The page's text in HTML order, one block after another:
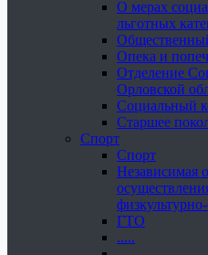
О мерах
льготных
Опека и
Отделение
Орловской
Социальный
Старшее
Спорт
Спорт
Независимая
ГТО
.....